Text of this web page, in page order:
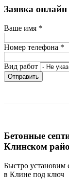
Заявка онлайн
Ваше имя *
Номер телефона *
Вид работ
Отправить
Бетонные
Клинском
Быстро установим
в Клине под ключ